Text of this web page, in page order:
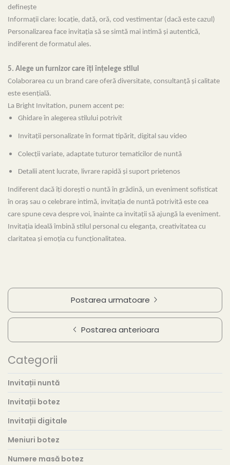
definește
Informații clare: locație, dată, oră, cod vestimentar (dacă este cazul)
Personalizarea face invitația să se simtă mai intimă și autentică,
indiferent de formatul ales.
5. Alege un furnizor care îți înțelege stilul
Colaborarea cu un brand care oferă diversitate, consultanță și calitate
este esențială.
La Bright Invitation, punem accent pe:
Ghidare în alegerea stilului potrivit
Invitații personalizate în format tipărit, digital sau video
Colecții variate, adaptate tuturor tematicilor de nuntă
Detalii atent lucrate, livrare rapidă și suport prietenos
Indiferent dacă îți dorești o nuntă în grădină, un eveniment sofisticat
în oraș sau o celebrare intimă, invitația de nuntă potrivită este cea
care spune ceva despre voi, înainte ca invitații să ajungă la eveniment.
Invitația ideală îmbină stilul personal cu eleganța, creativitatea cu
claritatea și emoția cu funcționalitatea.
Postarea urmatoare
Postarea anterioara
Categorii
Invitații nuntă
Invitații botez
Invitații digitale
Meniuri botez
Numere masă botez